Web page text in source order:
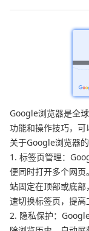
Google浏览器是全
功能和操作技巧，
关于Google浏览器
1. 标签页管理：
便同时打开多个网
站固定在顶部或底
速切换标签页，提高
2. 隐私保护：